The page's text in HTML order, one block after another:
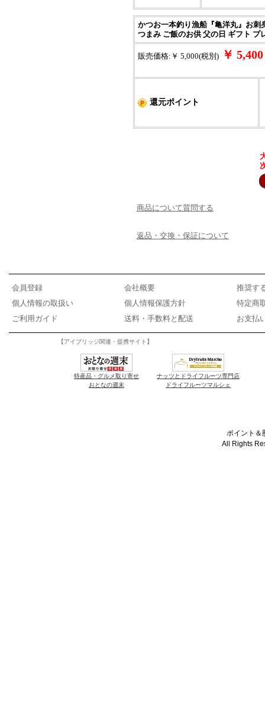
かつお一本釣り漁船『亀洋丸』お刺
つまみ ご飯のお供 父の日 ギフト プ
販売価格:￥ 5,000(税別) ￥
還元ポイント
商品について質問する
返品・交換・保証について
会員登録 会社概要
推奨す
個人情報の取扱い
個人情報保護方針
特定商
ご利用ガイド
送料・手数料と配送 お支払
【アイブリッジ関連・提携サイト】
特産品・グルメ取り寄せ
おとなの週末
ナッツとドライフルーツ専門店
ドライフルーツマルシェ
ポイント＆
All Rights